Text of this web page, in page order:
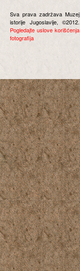
Sva prava zadržava Muzej
istorije Jugoslavije, ©2012.
Pogledajte uslove korišćenja
fotografija